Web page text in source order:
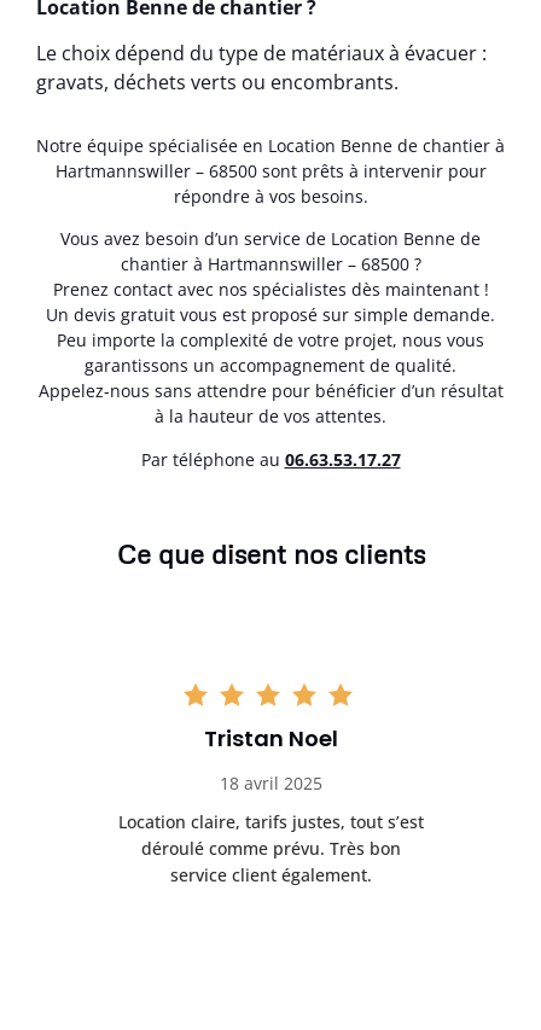
Location Benne de chantier ?
Le choix dépend du type de matériaux à évacuer :
gravats, déchets verts ou encombrants.
Notre équipe spécialisée en Location Benne de chantier à
Hartmannswiller – 68500 sont prêts à intervenir pour
répondre à vos besoins.
Vous avez besoin d’un service de Location Benne de
chantier à Hartmannswiller – 68500 ?
Prenez contact avec nos spécialistes dès maintenant !
Un devis gratuit vous est proposé sur simple demande.
Peu importe la complexité de votre projet, nous vous
garantissons un accompagnement de qualité.
Appelez-nous sans attendre pour bénéficier d’un résultat
à la hauteur de vos attentes.
Par téléphone au 06.63.53.17.27
Ce que disent nos clients
Tristan Noel
18 avril 2025
Location claire, tarifs justes, tout s’est
déroulé comme prévu. Très bon
service client également.